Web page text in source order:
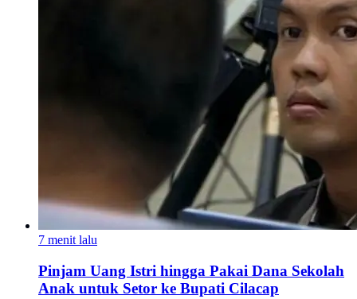
7 menit lalu
Pinjam Uang Istri hingga Pakai Dana Sekolah
Anak untuk Setor ke Bupati Cilacap